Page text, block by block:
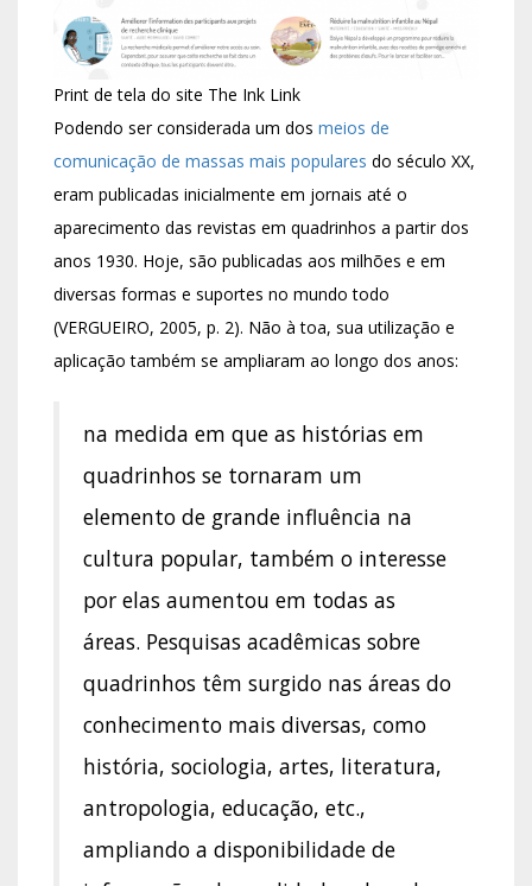
Print de tela do site The Ink Link
Podendo ser considerada um dos meios de
comunicação de massas mais populares do século XX,
eram publicadas inicialmente em jornais até o
aparecimento das revistas em quadrinhos a partir dos
anos 1930. Hoje, são publicadas aos milhões e em
diversas formas e suportes no mundo todo
(VERGUEIRO, 2005, p. 2). Não à toa, sua utilização e
aplicação também se ampliaram ao longo dos anos:
na medida em que as histórias em
quadrinhos se tornaram um
elemento de grande influência na
cultura popular, também o interesse
por elas aumentou em todas as
áreas. Pesquisas acadêmicas sobre
quadrinhos têm surgido nas áreas do
conhecimento mais diversas, como
história, sociologia, artes, literatura,
antropologia, educação, etc.,
ampliando a disponibilidade de